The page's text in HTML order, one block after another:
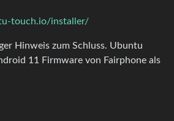
touch.io/installer/
Hinweis zum Schluss. Ubuntu
11 Firmware von Fairphone als